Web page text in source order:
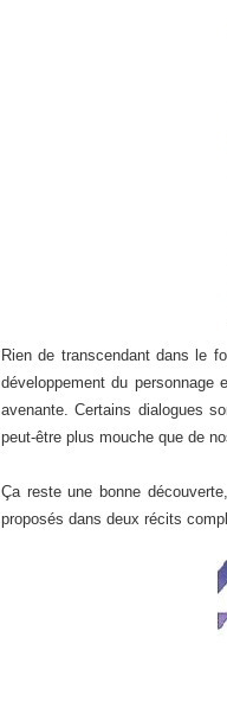
Rien de transcendant dans le
développement du
avenante. Certains dialogues
peut-être plus mouche que de
Ça reste une bonne
proposés dans deux récits